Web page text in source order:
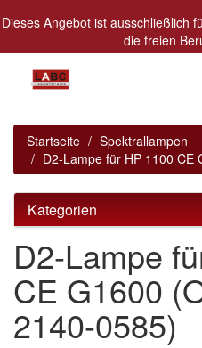
Dieses Angebot ist ausschließlich
die freien
Alle Preise in
Startseite
Spektrallampen
D2-Lampe für HP 1100 CE
Kategorien
D2-Lampe
CE G1600
2140-0585)